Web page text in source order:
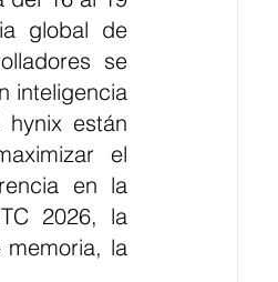
global de
se
inteligencia
están
el
en la
2026, la
memoria, la